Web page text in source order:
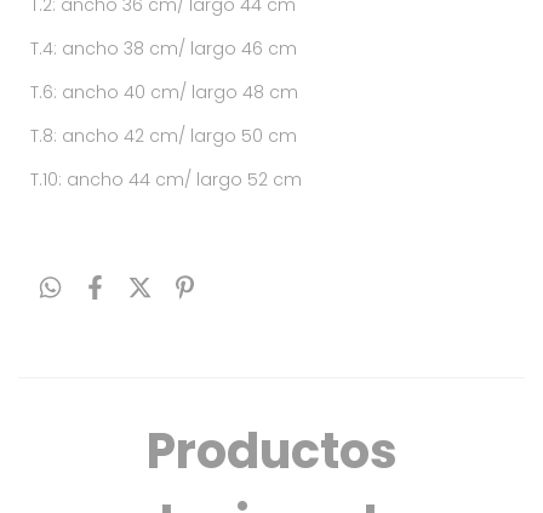
T.4: ancho 38 cm/ largo 46 cm
T.6: ancho 40 cm/ largo 48 cm
T.8: ancho 42 cm/ largo 50 cm
T.10: ancho 44 cm/ largo 52 cm
Productos